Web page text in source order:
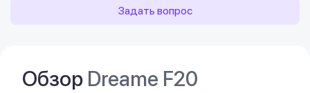
Задать вопрос
Обзор Dreame F20